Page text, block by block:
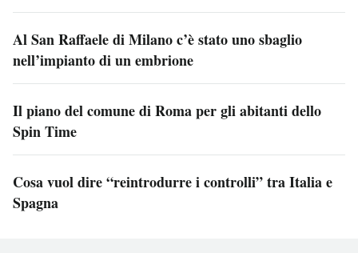
Al San Raffaele di Milano c’è stato uno sbaglio
nell’impianto di un embrione
Il piano del comune di Roma per gli abitanti dello
Spin Time
Cosa vuol dire “reintrodurre i controlli” tra Italia e
Spagna